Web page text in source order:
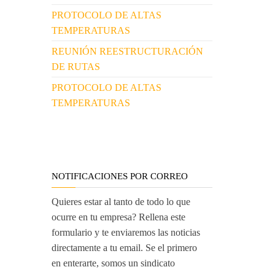
PROTOCOLO DE ALTAS
TEMPERATURAS
REUNIÓN REESTRUCTURACIÓN
DE RUTAS
PROTOCOLO DE ALTAS
TEMPERATURAS
NOTIFICACIONES POR CORREO
Quieres estar al tanto de todo lo que
ocurre en tu empresa? Rellena este
formulario y te enviaremos las noticias
directamente a tu email. Se el primero
en enterarte, somos un sindicato